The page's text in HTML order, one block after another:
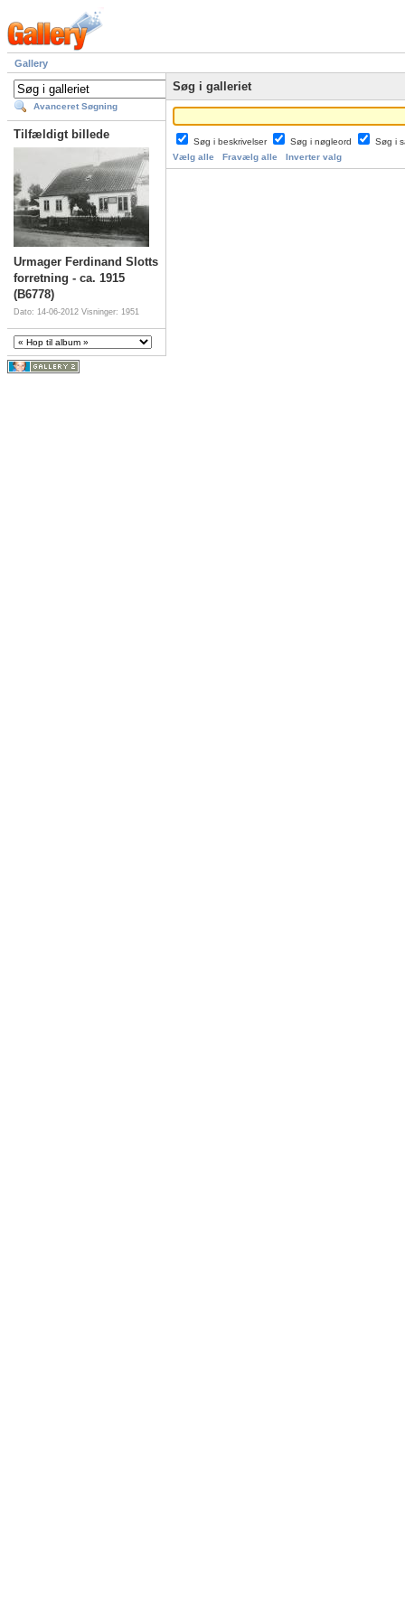
Gallery
Avanceret Søgning
Tilfældigt billede
Urmager Ferdinand Slotts
forretning - ca. 1915
(B6778)
Dato: 14-06-2012 Visninger: 1951
Søg i galleriet
Søg i beskrivelser Søg i nøgleord
Søg i
Vælg alle
Fravælg alle Inverter valg